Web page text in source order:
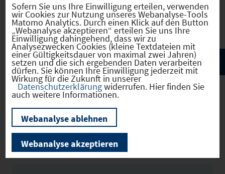
Infrastruktur
Amberg(09361000)
Zum Profil
Sofern Sie uns Ihre Einwilligung erteilen, verwenden
wir Cookies zur Nutzung unseres Webanalyse-Tools
Matomo Analytics. Durch einen Klick auf den Button
„Webanalyse akzeptieren“ erteilen Sie uns Ihre
Einwilligung dahingehend, dass wir zu
Analysezwecken Cookies (kleine Textdateien mit
einer Gültigkeitsdauer von maximal zwei Jahren)
setzen und die sich ergebenden Daten verarbeiten
dürfen. Sie können Ihre Einwilligung jederzeit mit
Wirkung für die Zukunft in unserer
Datenschutzerklärungwiderrufen. Hier finden Sie
auch weitere Informationen.
Webanalyse ablehnen
Webanalyse akzeptieren